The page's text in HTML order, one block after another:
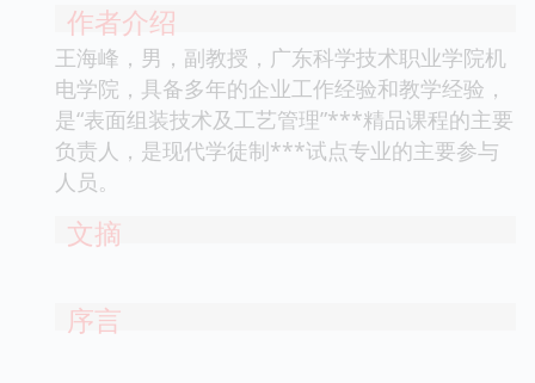
作者介绍
王海峰，男，副教授，广东科学技术职业学院机
电学院，具备多年的企业工作经验和教学经验，
是“表面组装技术及工艺管理”***精品课程的主要
负责人，是现代学徒制***试点专业的主要参与
人员。
文摘
序言